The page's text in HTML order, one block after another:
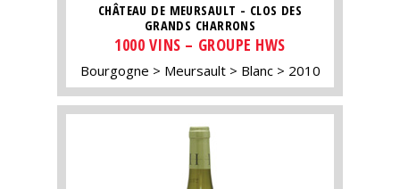
CHÂTEAU DE MEURSAULT - CLOS DES
GRANDS CHARRONS
1000 VINS – GROUPE HWS
Bourgogne Meursault Blanc 2010